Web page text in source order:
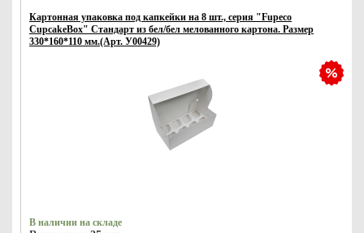
Картонная упаковка под капкейки на 8 шт., серия "Fupeco
CupcakeBox" Стандарт из бел/бел мелованного картона. Размер
330*160*110 мм.(Арт. У00429)
В наличии на складе